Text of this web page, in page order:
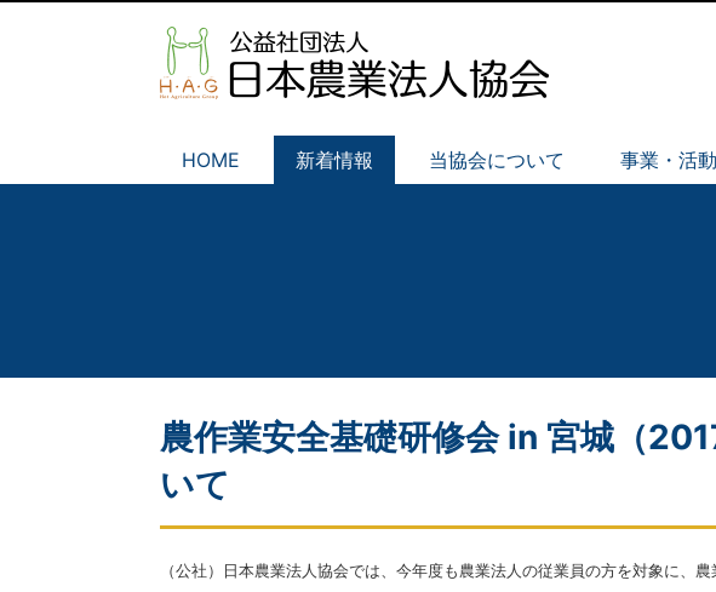
HOME 新着情報 当協会について 事業・活動
農作業安全基礎研修会 in 宮城（
いて
（公社）日本農業法人協会では、今年度も農業法人の従業員の方を対象に、